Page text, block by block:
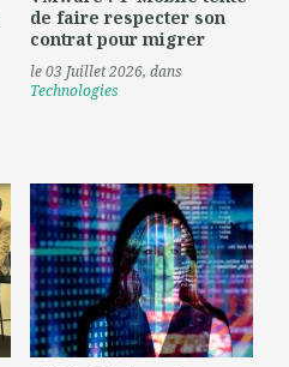
de faire respecter son
contrat pour migrer
le 03 Juillet 2026, dans
Technologies